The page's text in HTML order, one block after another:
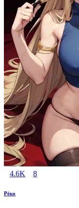
4.6K 8
Рёко